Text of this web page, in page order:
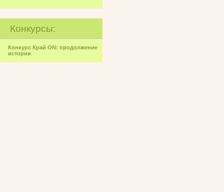
Конкурсы:
Конкурс Край ON: продолжение
истории